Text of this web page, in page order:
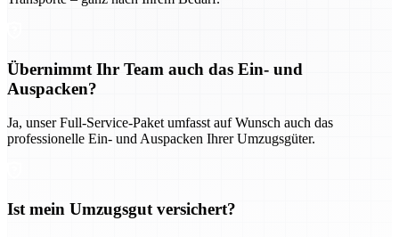
Übernimmt Ihr Team auch das Ein- und
Auspacken?
Ja, unser Full-Service-Paket umfasst auf Wunsch auch das
professionelle Ein- und Auspacken Ihrer Umzugsgüter.
Ist mein Umzugsgut versichert?